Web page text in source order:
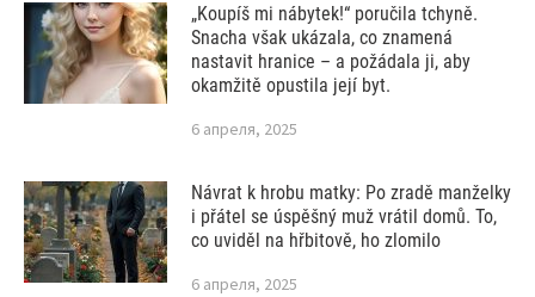
„Koupíš mi nábytek!“ poručila tchyně.
Snacha však ukázala, co znamená
nastavit hranice – a požádala ji, aby
okamžitě opustila její byt.
6 апреля, 2025
Návrat k hrobu matky: Po zradě manželky
i přátel se úspěšný muž vrátil domů. To,
co uviděl na hřbitově, ho zlomilo
6 апреля, 2025